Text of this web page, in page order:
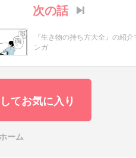
次の話
『生き物の持ち方大全』の紹介
ンガ
てお気に入り
ーム